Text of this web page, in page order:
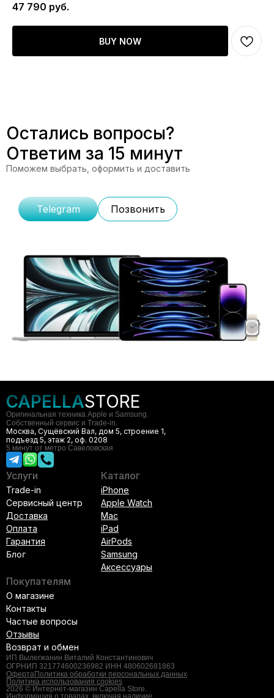
47 790 руб.
BUY NOW
Остались вопросы?
Ответим за 15 минут
Поможем выбрать, оформить и доставить
Telegram Позвонить
CAPELLASTORE
Оригинальная техника Apple и Samsung.
Собственный сервис и Trade-in.
Москва, Сущёвский Вал, дом 5, строение 1,
подъезд 5, этаж 2, оф. 0208
5 минут от метро Савеловская
Услуги
Trade-in
Сервисный центр
Доставка
Оплата
Гарантия
Блог
Каталог
iPhone
Apple Watch
Mac
iPad
AirPods
Samsung
Аксессуары
Покупателям
О магазине
Контакты
Частые вопросы
Отзывы
Возврат и обмен
ИП Вылегжанин Виталий Константинович
ОГРНИП 321774600236982 ИНН 480602681863
ОфертаПолитика обработки персональных данных
Политика использования cookies
2026 © Интернет-магазин Capella Store.
Информация о товарах, включая наличие,